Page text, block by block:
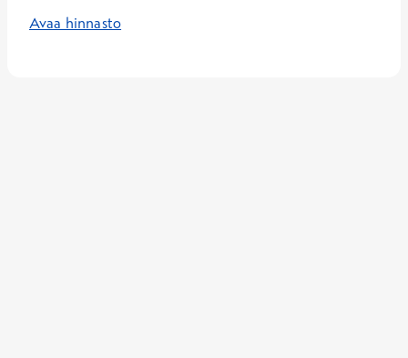
Avaa hinnasto